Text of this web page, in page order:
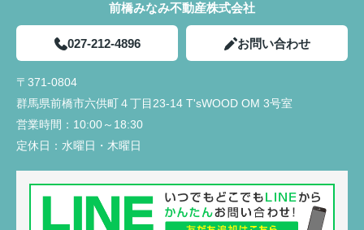
前橋みなみ不動産株式会社
027-212-4896 お問い合わせ
〒371-0804
群馬県前橋市六供町４丁目23‐14 T'sWOOD OM 3号室
営業時間： 10:00～18:30
定休日： 水曜日・木曜日